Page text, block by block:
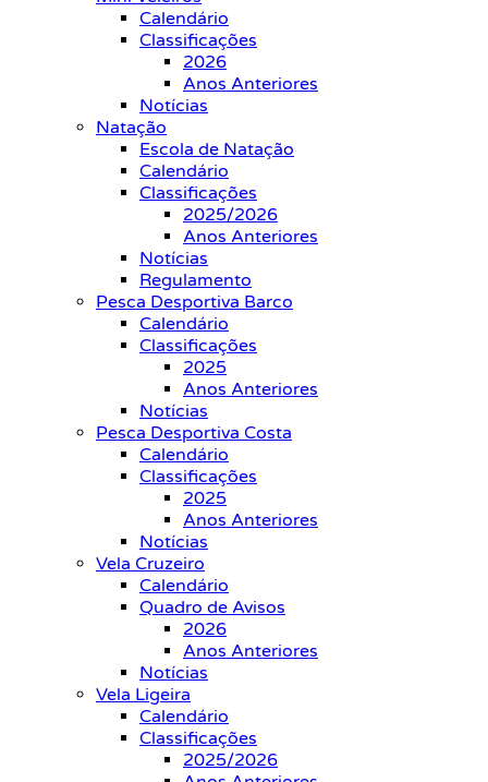
Calendário
Classificações
2026
Anos Anteriores
Notícias
Natação
Escola de Natação
Calendário
Classificações
2025/2026
Anos Anteriores
Notícias
Regulamento
Pesca Desportiva Barco
Calendário
Classificações
2025
Anos Anteriores
Notícias
Pesca Desportiva Costa
Calendário
Classificações
2025
Anos Anteriores
Notícias
Vela Cruzeiro
Calendário
Quadro de Avisos
2026
Anos Anteriores
Notícias
Vela Ligeira
Calendário
Classificações
2025/2026